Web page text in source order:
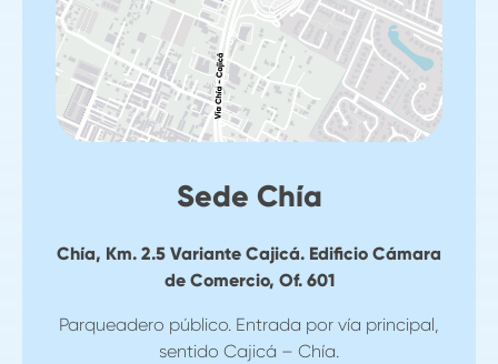
Sede Chía
Chía, Km. 2.5 Variante Cajicá. Edificio Cámara
de Comercio, Of. 601
Parqueadero público. Entrada por vía principal,
sentido Cajicá – Chía.